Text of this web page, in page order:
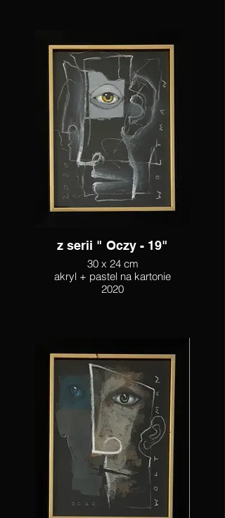
z serii " Oczy - 19"
30 x 24 cm
akryl + pastel na kartonie
2020